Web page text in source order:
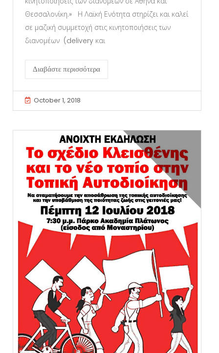
Θεσσαλονίκη.» Η Λαϊκή Ενότητα στηρίζει και καλεί
σε μαζική συμμετοχή στις κινητοποιήσεις των
διανομέων (delivery και
Διαβάστε περισσότερα
October 1, 2018